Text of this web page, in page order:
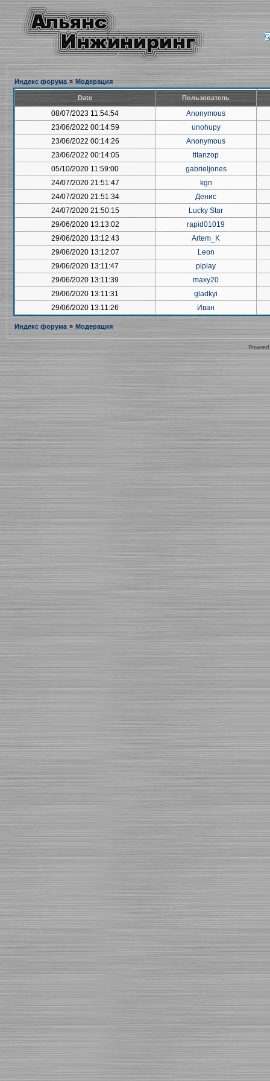
Индекс форума » Модерация
Date Пользователь
08/07/2023 11:54:54
Anonymous
23/06/2022 00:14:59
unohupy
23/06/2022 00:14:26
Anonymous
23/06/2022 00:14:05
titanzop
05/10/2020 11:59:00
gabrieljones
24/07/2020 21:51:47
kgn
24/07/2020 21:51:34
Денис
24/07/2020 21:50:15
Lucky Star
29/06/2020 13:13:02
rapid01019
29/06/2020 13:12:43
Artem_K
29/06/2020 13:12:07
Leon
29/06/2020 13:11:47
piplay
29/06/2020 13:11:39
maxy20
29/06/2020 13:11:31
gladkyi
29/06/2020 13:11:26
Иван
Индекс форума » Модерация